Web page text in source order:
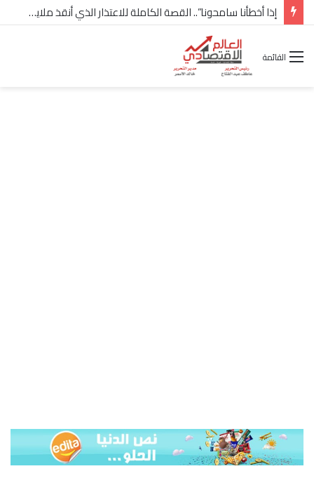
شركة “Scope Developments” تعلن تولي أحمد كمال عيسى منصب الرئيس التنفيذي للقطاع التجاري
القائمة